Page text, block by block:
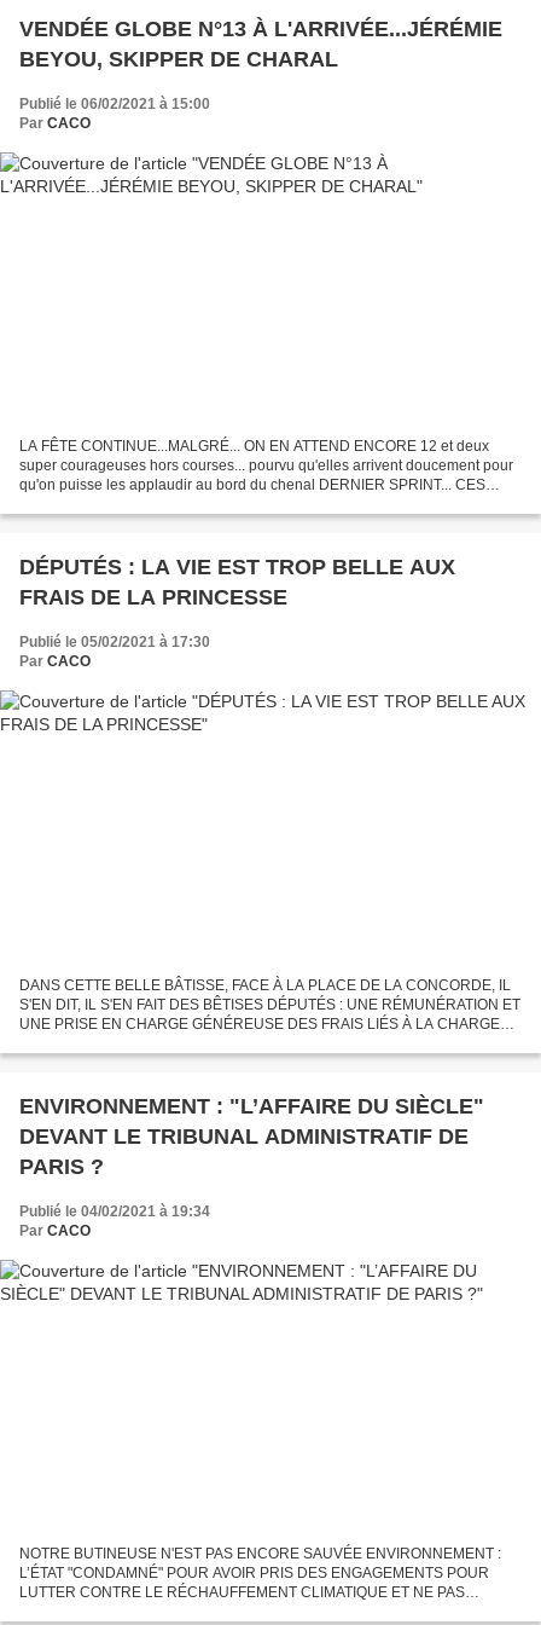
VENDÉE GLOBE N°13 À L'ARRIVÉE...JÉRÉMIE
BEYOU, SKIPPER DE CHARAL
Publié le 06/02/2021 à 15:00
Par CACO
LA FÊTE CONTINUE...MALGRÉ... ON EN ATTEND ENCORE 12 et deux
super courageuses hors courses... pourvu qu'elles arrivent doucement pour
qu'on puisse les applaudir au bord du chenal DERNIER SPRINT... CES
DÉPUTÉS : LA VIE EST TROP BELLE AUX
FRAIS DE LA PRINCESSE
Publié le 05/02/2021 à 17:30
Par CACO
DANS CETTE BELLE BÂTISSE, FACE À LA PLACE DE LA CONCORDE, IL
S'EN DIT, IL S'EN FAIT DES BÊTISES DÉPUTÉS : UNE RÉMUNÉRATION ET
UNE PRISE EN CHARGE GÉNÉREUSE DES FRAIS LIÉS À LA CHARGE
ENVIRONNEMENT : "L’AFFAIRE DU SIÈCLE"
DEVANT LE TRIBUNAL ADMINISTRATIF DE
PARIS ?
Publié le 04/02/2021 à 19:34
Par CACO
NOTRE BUTINEUSE N'EST PAS ENCORE SAUVÉE ENVIRONNEMENT :
L’ÉTAT "CONDAMNÉ" POUR AVOIR PRIS DES ENGAGEMENTS POUR
LUTTER CONTRE LE RÉCHAUFFEMENT CLIMATIQUE ET NE PAS